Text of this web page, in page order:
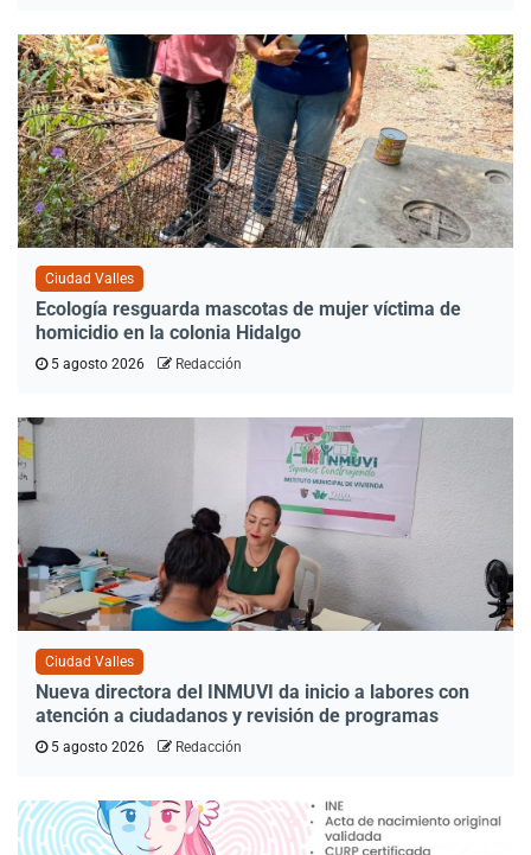
Ciudad Valles
Ecología resguarda mascotas de mujer víctima de
homicidio en la colonia Hidalgo
5 agosto 2026 Redacción
Ciudad Valles
Nueva directora del INMUVI da inicio a labores con
atención a ciudadanos y revisión de programas
5 agosto 2026 Redacción